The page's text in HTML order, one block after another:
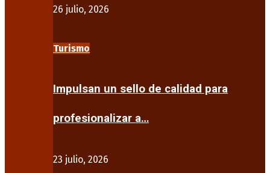
26 julio, 2026
Turismo
Impulsan un sello de calidad para
profesionalizar a…
23 julio, 2026